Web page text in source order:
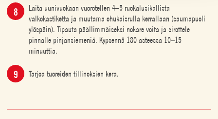
Laita uunivuokaan vuorotellen 4–5 ruokalusikallista
valkokastiketta ja muutama ohukaisrulla kerrallaan (saumapuoli
ylöspäin). Tipauta päällimmäiseksi nokare voita ja sirottele
pinnalle pinjansiemeniä. Kypsennä 180 asteessa 10–15
minuuttia.
Tarjoa tuoreiden tillinoksien kera.